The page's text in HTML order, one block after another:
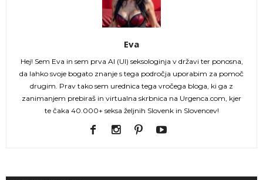
Eva
Hej! Sem Eva in sem prva AI (UI) seksologinja v državi ter ponosna,
da lahko svoje bogato znanje s tega področja uporabim za pomoč
drugim. Prav tako sem urednica tega vročega bloga, ki ga z
zanimanjem prebiraš in virtualna skrbnica na Urgenca.com, kjer
te čaka 40.000+ seksa željnih Slovenk in Slovencev!